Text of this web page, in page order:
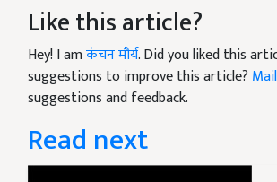
Like this article?
Hey! I amकंचन मौर्य. Did you liked this
suggestions to improve this article? Mail
suggestions and feedback.
Read next